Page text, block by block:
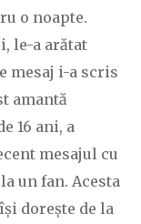
o noapte.
le-a arătat
mesaj i-a scris
amantă
16 ani, a
mesajul cu
un fan. Acesta
dorește de la